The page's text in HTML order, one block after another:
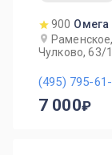
900 Омега
Чулково, 63/1
(495) 795-61-
7 000